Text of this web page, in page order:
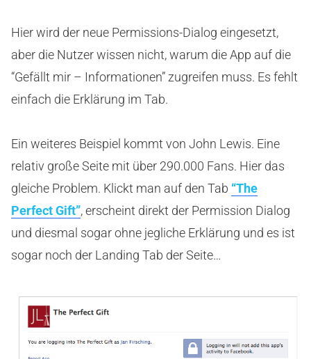
Hier wird der neue Permissions-Dialog eingesetzt,
aber die Nutzer wissen nicht, warum die App auf die
“Gefällt mir – Informationen” zugreifen muss. Es fehlt
einfach die Erklärung im Tab.
Ein weiteres Beispiel kommt von John Lewis. Eine
relativ große Seite mit über 290.000 Fans. Hier das
gleiche Problem. Klickt man auf den Tab “The
Perfect Gift”, erscheint direkt der Permission Dialog
und diesmal sogar ohne jegliche Erklärung und es ist
sogar noch der Landing Tab der Seite…